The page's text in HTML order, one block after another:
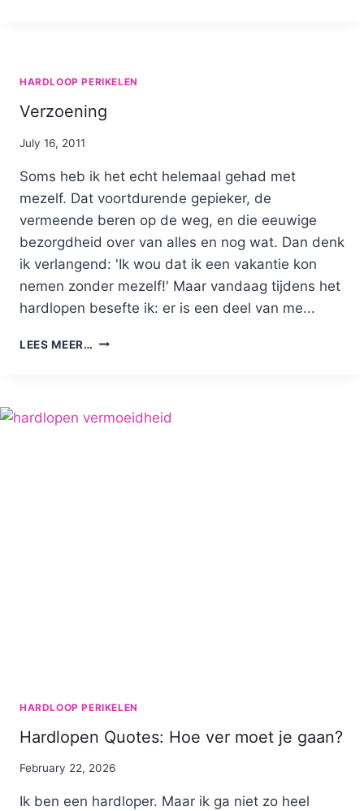
JAAR
LATER
HARDLOOP PERIKELEN
Verzoening
By
July 16, 2011
Soms heb ik het echt helemaal gehad met
mezelf. Dat voortdurende gepieker, de
vermeende beren op de weg, en die eeuwige
bezorgdheid over van alles en nog wat. Dan denk
ik verlangend: 'Ik wou dat ik een vakantie kon
nemen zonder mezelf!' Maar vandaag tijdens het
hardlopen besefte ik: er is een deel van me...
LEES MEER… VERZOENING
HARDLOOP PERIKELEN
Hardlopen Quotes: Hoe ver moet je gaan?
By
February 22, 2026
Ik ben een hardloper. Maar ik ga niet zo heel